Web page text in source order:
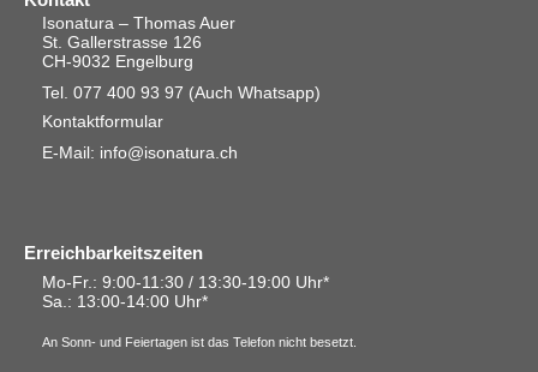
Isonatura – Thomas Auer
St. Gallerstrasse 126
CH-9032 Engelburg
Tel. 077 400 93 97 (Auch Whatsapp)
Kontaktformular
E-Mail: info@isonatura.ch
Erreichbarkeitszeiten
Mo-Fr.: 9:00-11:30 / 13:30-19:00 Uhr*
Sa. : 13:00-14:00 Uhr*
An Sonn- und Feiertagen ist das Telefon nicht besetzt.